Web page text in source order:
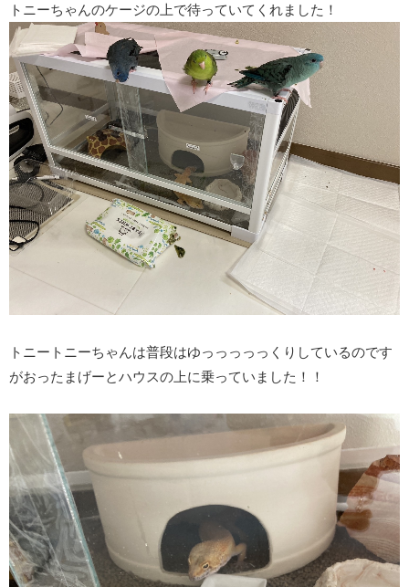
トニーちゃんのケージの上で待っていてくれました！
トニートニーちゃんは普段はゆっっっっっくりしているのです
がおったまげーとハウスの上に乗っていました！！